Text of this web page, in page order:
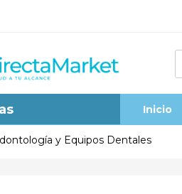
Inicio
y Equipos Dentales